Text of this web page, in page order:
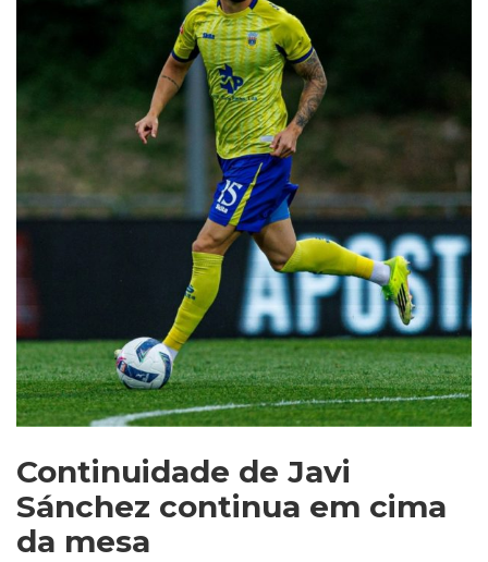
Continuidade de Javi
Sánchez continua em cima
da mesa